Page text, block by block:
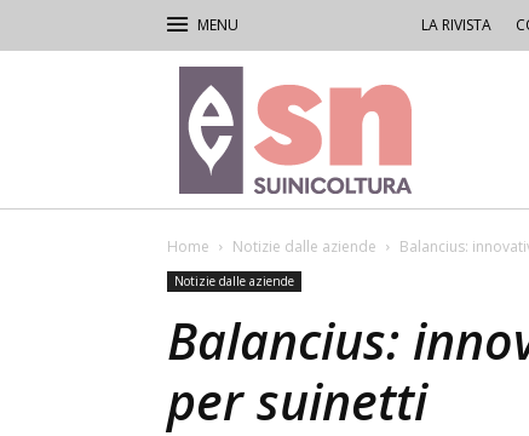
LA RIVISTA
Rivista
di
Suinicoltura
Home Notizie dalle aziende Balancius:
Notizie dalle aziende
Balancius:
per suinetti